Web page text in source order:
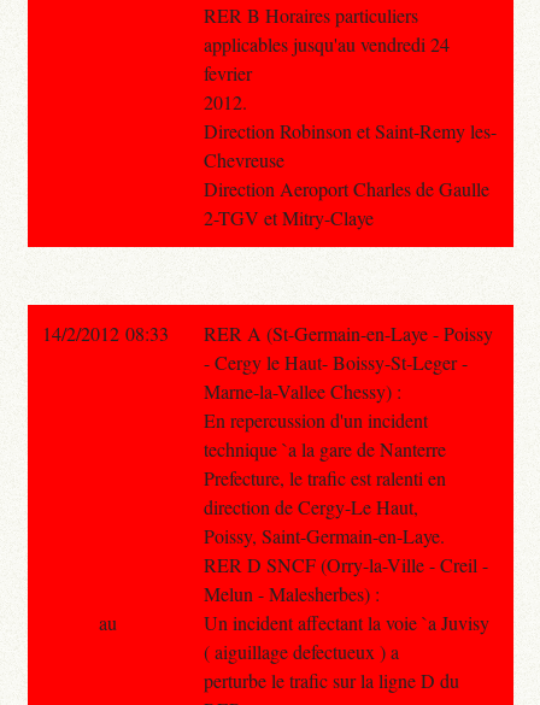
RER B Horaires particuliers
applicables jusqu'au vendredi 24
fevrier
2012.
Direction Robinson et Saint-Remy les-
Chevreuse
Direction Aeroport Charles de Gaulle
2-TGV et Mitry-Claye
14/2/2012 08:33
RER A (St-Germain-en-Laye - Poissy
- Cergy le Haut- Boissy-St-Leger -
Marne-la-Vallee Chessy) :
En repercussion d'un incident
technique `a la gare de Nanterre
Prefecture, le trafic est ralenti en
direction de Cergy-Le Haut,
Poissy, Saint-Germain-en-Laye.
RER D SNCF (Orry-la-Ville - Creil -
Melun - Malesherbes) :
Un incident affectant la voie `a Juvisy
( aiguillage defectueux ) a
perturbe le trafic sur la ligne D du
au